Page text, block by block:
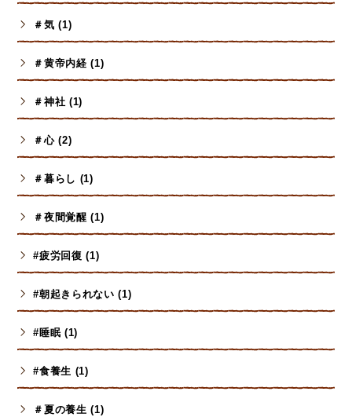
＃気 (1)
＃黄帝内経 (1)
＃神社 (1)
＃心 (2)
＃暮らし (1)
＃夜間覚醒 (1)
#疲労回復 (1)
#朝起きられない (1)
#睡眠 (1)
#食養生 (1)
＃夏の養生 (1)